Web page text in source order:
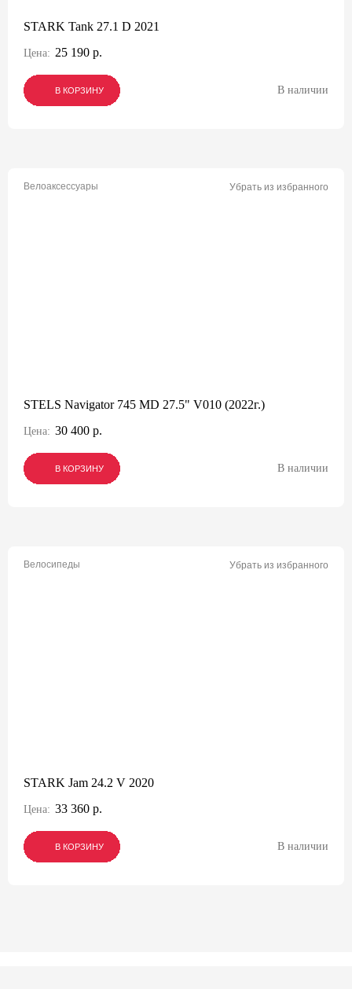
STARK Tank 27.1 D 2021
Цена: 25 190 р.
В КОРЗИНУ
В КОРЗИНУ
В КОРЗИНУ В наличии
Велоаксессуары Убрать из избранного
STELS Navigator 745 MD 27.5" V010 (2022г.)
Цена: 30 400 р.
В КОРЗИНУ
В КОРЗИНУ
В КОРЗИНУ В наличии
Велосипеды Убрать из избранного
STARK Jam 24.2 V 2020
Цена: 33 360 р.
В КОРЗИНУ
В КОРЗИНУ
В КОРЗИНУ В наличии